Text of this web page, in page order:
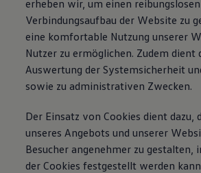
erheben wir, um einen reibungslosen
Verbindungsaufbau der Website zu
eine komfortable Nutzung unserer
Nutzer zu ermöglichen. Zudem dient
Auswertung der Systemsicherheit
sowie zu administrativen Zwecken.
Der Einsatz von Cookies dient dazu,
unseres Angebots und unserer
Besucher angenehmer zu gestalten,
der Cookies festgestellt werden